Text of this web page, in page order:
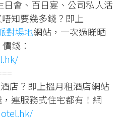
會、百日宴、公司私人活
知要幾多錢？即上
對場地網站，一次過睇晒
錢：
店？即上搵月租酒店網站
連服務式住宅都有！網